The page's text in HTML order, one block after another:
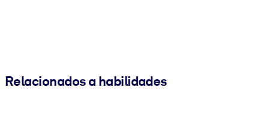
Relacionados a habilidades